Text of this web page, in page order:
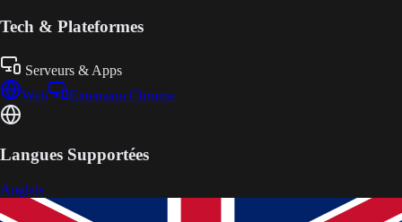
Tech & Plateformes
Serveurs & Apps
Web
Extension Chrome
Langues Supportées
Anglais